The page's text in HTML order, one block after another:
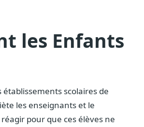
les Enfants
scolaires de
les enseignants et le
pour que ces élèves ne